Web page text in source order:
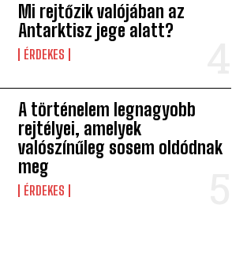
Mi rejtőzik valójában az
Antarktisz jege alatt?
ÉRDEKES
A történelem legnagyobb
rejtélyei, amelyek
valószínűleg sosem oldódnak
meg
ÉRDEKES